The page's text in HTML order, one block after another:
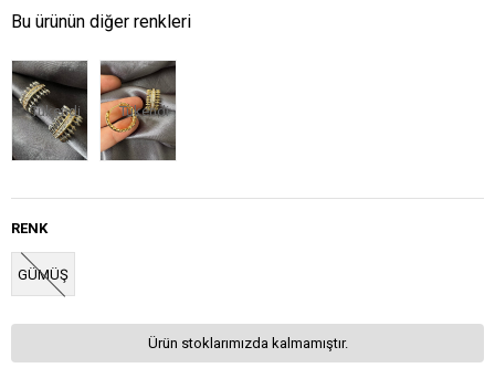
Bu ürünün diğer renkleri
Tükendi Tükendi
RENK
GÜMÜŞ
Ürün stoklarımızda kalmamıştır.